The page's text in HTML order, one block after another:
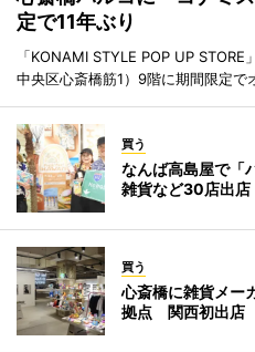
定で11年ぶり
「KONAMI STYLE POP UP
中央区心斎橋筋1）9階に期間限定で
買う
なんば高島屋で「
雑貨など30店出店
買う
心斎橋に雑貨メー
拠点 関西初出店